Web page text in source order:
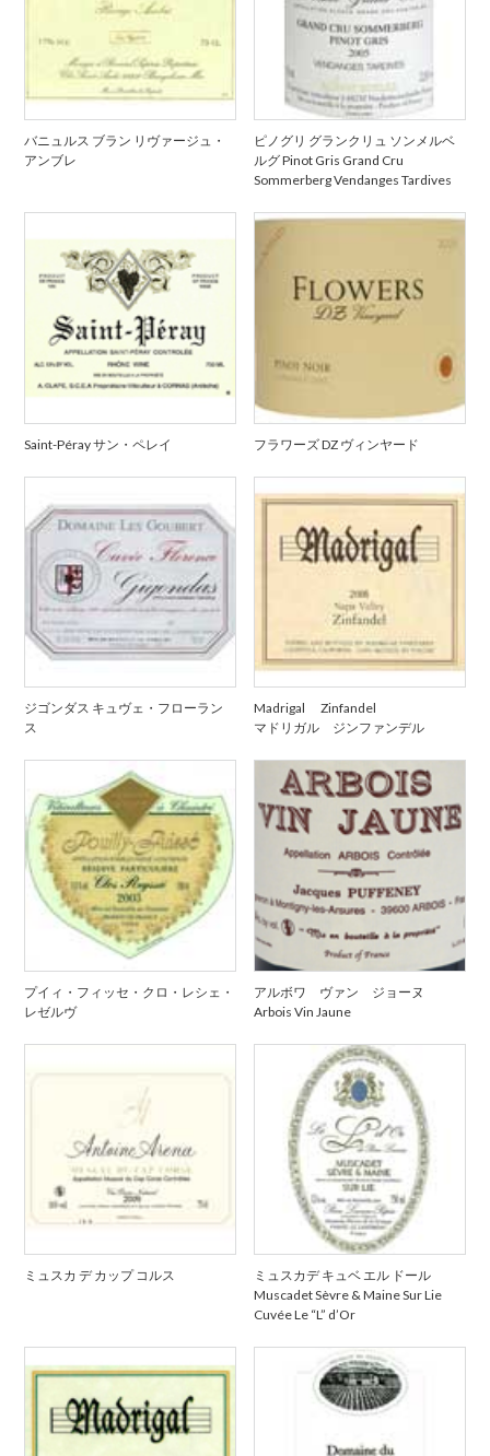
バニュルス ブラン リヴァージュ・
アンブレ
ピノグリ グランクリュ ソンメルベ
ルグ Pinot Gris Grand Cru
Sommerberg Vendanges Tardives
Saint-Péray サン・ペレイ フラワーズ DZ ヴィンヤード
ジゴンダス キュヴェ・フローラン
ス
Madrigal Zinfandel
マドリガル ジンファンデル
プイィ・フィッセ・クロ・レシェ・
レゼルヴ
アルボワ ヴァン ジョーヌ
Arbois Vin Jaune
ミュスカ デ カップ コルス
ミュスカデ キュベ エル ドール
Muscadet Sèvre & Maine Sur Lie
Cuvée Le “L” d’Or